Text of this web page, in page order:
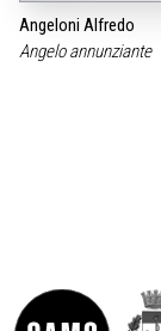
Angeloni Alfredo
Angelo annunziante